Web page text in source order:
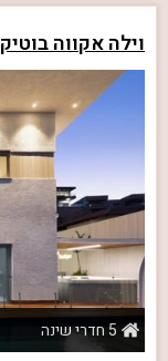
וילה אקווה בוטיק
5 חדרי שינה